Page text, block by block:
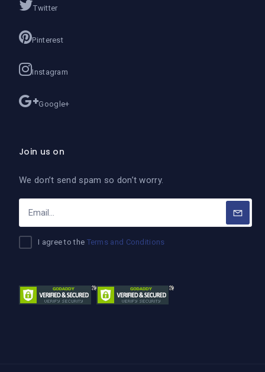
Twitter
Pinterest
Instagram
Google+
Join us on
We don’t send spam so don’t worry.
I agree to the Terms and Conditions